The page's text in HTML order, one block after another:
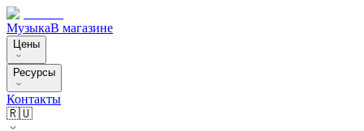
МузыкаВ магазине
Цены
Ресурсы
Контакты
🇷🇺